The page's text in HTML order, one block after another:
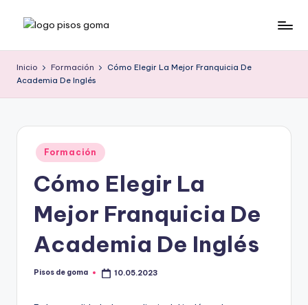
Saltar
is
o
G
m
Inicio Formación
Cómo Elegir La Mejor Franquicia De
Academia De Inglés
Publicado
en
Formación
Cómo Elegir La
Mejor Franquicia De
Academia De Inglés
Publicado
Pisos de goma 10.05.2023